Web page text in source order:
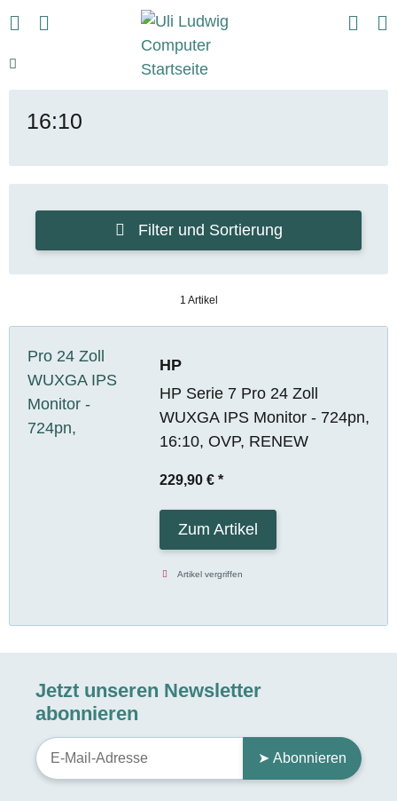
16:10
Filter und Sortierung
1 Artikel
HP
HP Serie 7 Pro 24 Zoll
WUXGA IPS Monitor - 724pn,
16:10, OVP, RENEW
229,90 € *
Zum Artikel
Artikel vergriffen
Jetzt unseren Newsletter
abonnieren
➤ Abonnieren